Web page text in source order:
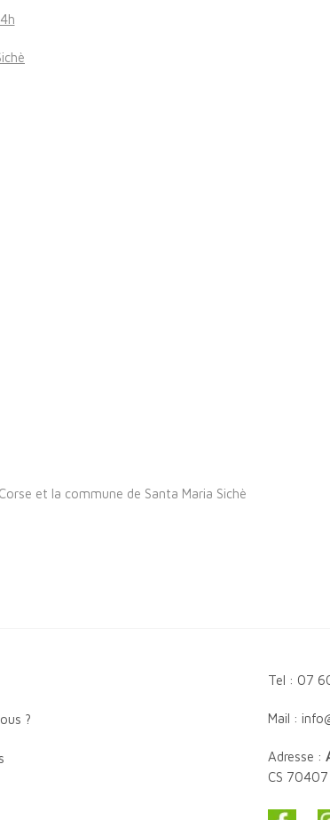
et la commune de Santa Maria Sichè
?
Tel : 07
Mail :
Adresse :
CS